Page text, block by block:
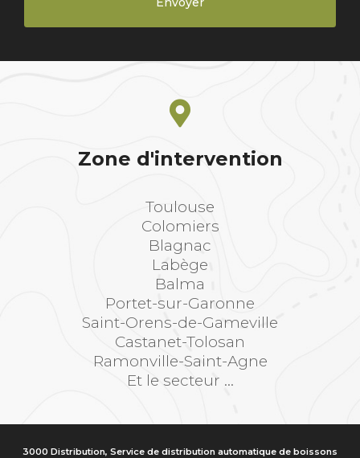
Zone d'intervention
Toulouse
Colomiers
Blagnac
Labège
Balma
Portet-sur-Garonne
Saint-Orens-de-Gameville
Castanet-Tolosan
Ramonville-Saint-Agne
Et le secteur ...
3000 Distribution, Service de distribution automatique de boissons